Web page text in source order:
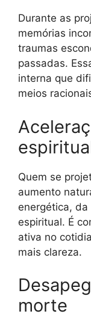
Durante as
memórias
traumas
passadas.
interna que
meios
Quem se
aumento
energética,
espiritual. É
ativa no
mais clareza.
morte